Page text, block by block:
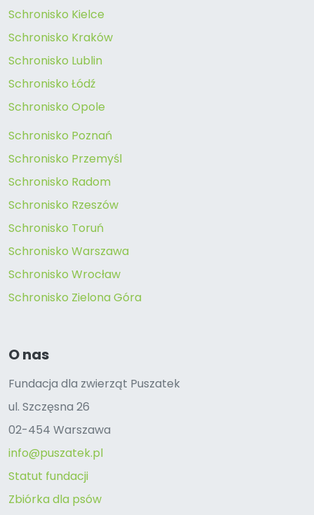
Schronisko Kielce
Schronisko Kraków
Schronisko Lublin
Schronisko Łódź
Schronisko Opole
Schronisko Poznań
Schronisko Przemyśl
Schronisko Radom
Schronisko Rzeszów
Schronisko Toruń
Schronisko Warszawa
Schronisko Wrocław
Schronisko Zielona Góra
O nas
Fundacja dla zwierząt Puszatek
ul. Szczęsna 26
02-454 Warszawa
info@puszatek.pl
Statut fundacji
Zbiórka dla psów